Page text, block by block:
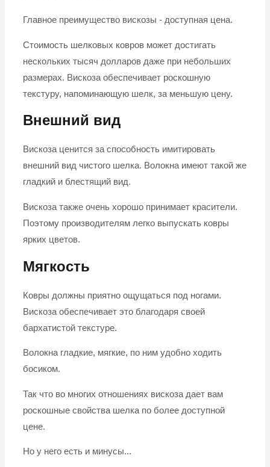
Главное преимущество вискозы - доступная цена.
Стоимость шелковых ковров может достигать
нескольких тысяч долларов даже при небольших
размерах. Вискоза обеспечивает роскошную
текстуру, напоминающую шелк, за меньшую цену.
Внешний вид
Вискоза ценится за способность имитировать
внешний вид чистого шелка. Волокна имеют такой же
гладкий и блестящий вид.
Вискоза также очень хорошо принимает красители.
Поэтому производителям легко выпускать ковры
ярких цветов.
Мягкость
Ковры должны приятно ощущаться под ногами.
Вискоза обеспечивает это благодаря своей
бархатистой текстуре.
Волокна гладкие, мягкие, по ним удобно ходить
босиком.
Так что во многих отношениях вискоза дает вам
роскошные свойства шелка по более доступной
цене.
Но у него есть и минусы...